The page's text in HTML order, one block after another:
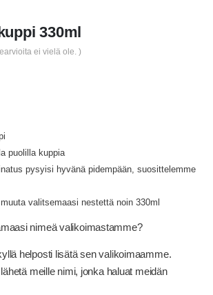
330ml
ei vielä ole. )
puolilla kuppia
pysyisi hyvänä pidempään, suosittelemme
valitsemaasi nestettä noin 330ml
nimeä valikoimastamme?
helposti lisätä sen valikoimaamme.
meille nimi, jonka haluat meidän